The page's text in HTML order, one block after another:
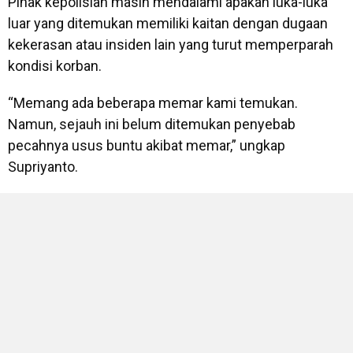
luar yang ditemukan memiliki kaitan dengan dugaan
kekerasan atau insiden lain yang turut memperparah
kondisi korban.
“Memang ada beberapa memar kami temukan.
Namun, sejauh ini belum ditemukan penyebab
pecahnya usus buntu akibat memar,” ungkap
Supriyanto.